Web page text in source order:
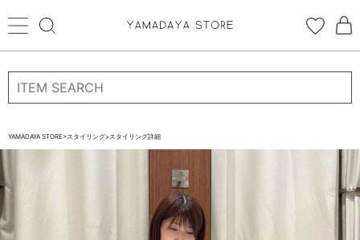
ログイン 新規会員登録
STORE BRAND・LABELから探す
YAMADAYA STORE>スタイリング>スタイリング詳細
ログイン